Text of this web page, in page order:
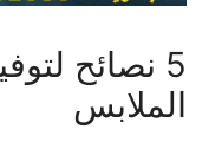
5 نصائح
الملابس